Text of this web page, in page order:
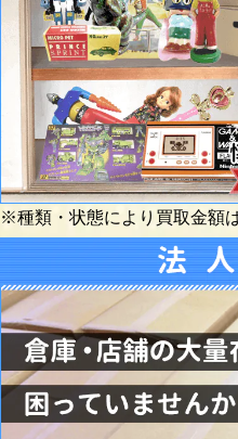
※種類・状態により買取金額